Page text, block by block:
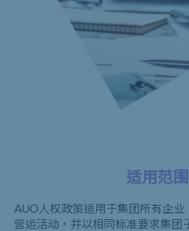
适用范围
AUO人权政策适用于集团所有企
营运活动，并以相同标准要求集团